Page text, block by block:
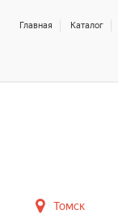
Главная Каталог
Томск